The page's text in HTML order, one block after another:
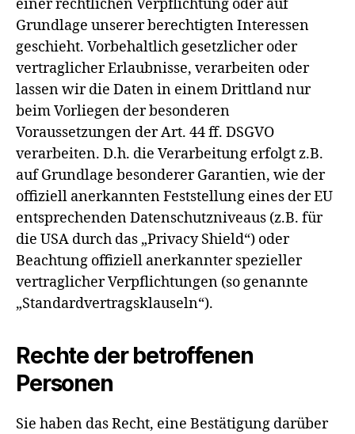
einer rechtlichen Verpflichtung oder auf
Grundlage unserer berechtigten Interessen
geschieht. Vorbehaltlich gesetzlicher oder
vertraglicher Erlaubnisse, verarbeiten oder
lassen wir die Daten in einem Drittland nur
beim Vorliegen der besonderen
Voraussetzungen der Art. 44 ff. DSGVO
verarbeiten. D.h. die Verarbeitung erfolgt z.B.
auf Grundlage besonderer Garantien, wie der
offiziell anerkannten Feststellung eines der EU
entsprechenden Datenschutzniveaus (z.B. für
die USA durch das „Privacy Shield“) oder
Beachtung offiziell anerkannter spezieller
vertraglicher Verpflichtungen (so genannte
„Standardvertragsklauseln“).
Rechte der betroffenen
Personen
Sie haben das Recht, eine Bestätigung darüber